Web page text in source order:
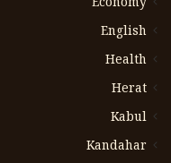
English
Health
Herat
Kabul
Kandahar